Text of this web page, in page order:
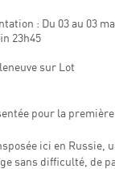
: Du 03 au 03
23h45
sur Lot
pour la
ici en Russie,
sans difficulté, de